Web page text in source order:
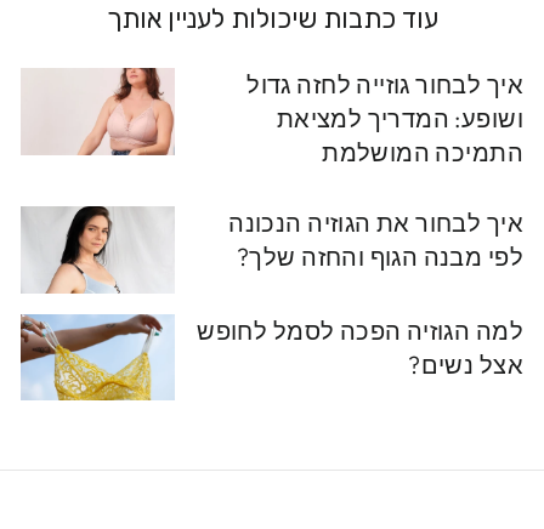
עוד כתבות שיכולות לעניין אותך
איך לבחור גוזייה לחזה גדול
ושופע: המדריך למציאת
התמיכה המושלמת
איך לבחור את הגוזיה הנכונה
לפי מבנה הגוף והחזה שלך?
למה הגוזיה הפכה לסמל לחופש
אצל נשים?